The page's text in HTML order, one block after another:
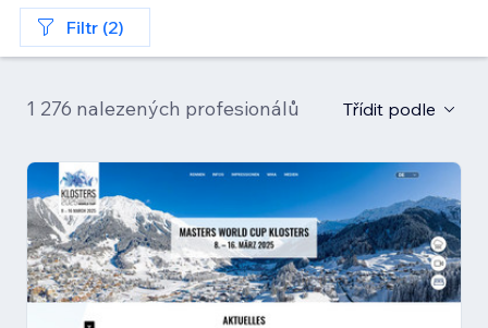
Filtr (2)
1 276 nalezených profesionálů Třídit podle